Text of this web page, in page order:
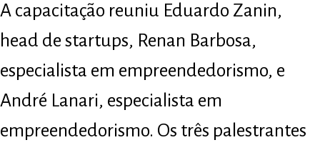
A capacitação reuniu Eduardo Zanin,
head de startups, Renan Barbosa,
especialista em empreendedorismo, e
André Lanari, especialista em
empreendedorismo. Os três palestrantes